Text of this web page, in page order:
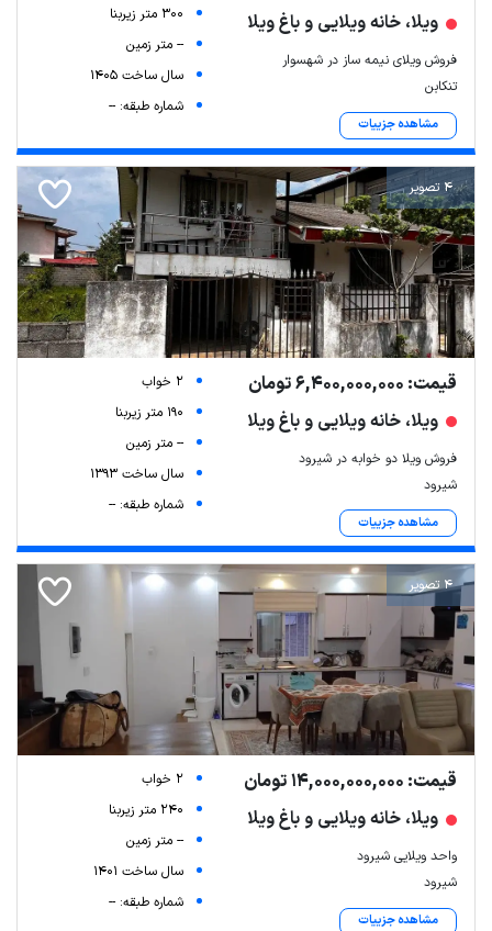
ویلا، خانه ویلایی و باغ ویلا
فروش ویلای نیمه ساز در شهسوار
تنکابن
مشاهده جزییات
300 متر زیربنا
-- متر زمین
سال ساخت 1405
شماره طبقه: --
4 تصویر
قیمت: 6,400,000,000 تومان
ویلا، خانه ویلایی و باغ ویلا
فروش ویلا دو خوابه در شیرود
شیرود
مشاهده جزییات
2 خواب
190 متر زیربنا
-- متر زمین
سال ساخت 1393
شماره طبقه: --
4 تصویر
قیمت: 14,000,000,000 تومان
ویلا، خانه ویلایی و باغ ویلا
واحد ویلایی شیرود
شیرود
مشاهده جزییات
2 خواب
240 متر زیربنا
-- متر زمین
سال ساخت 1401
شماره طبقه: --